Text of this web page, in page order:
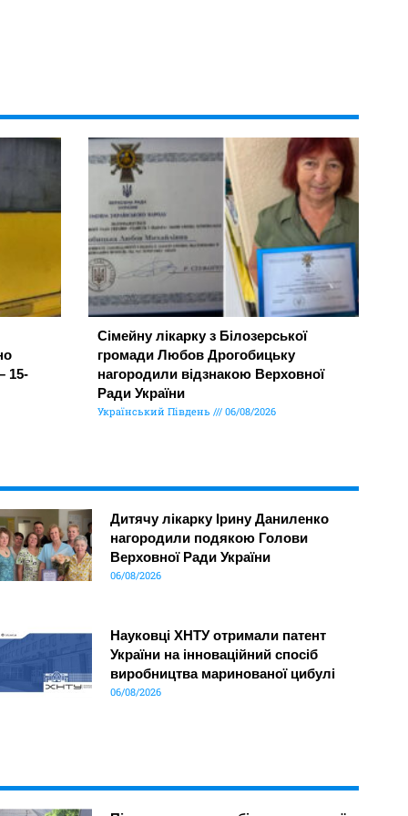
15-
Сімейну лікарку з Білозерської
громади Любов Дрогобицьку
нагородили відзнакою Верховної
Ради України
Український Південь 06/08/2026
Дитячу лікарку Ірину Даниленко
нагородили подякою Голови
Верховної Ради України
06/08/2026
Науковці ХНТУ отримали патент
України на інноваційний спосіб
виробництва маринованої цибулі
06/08/2026